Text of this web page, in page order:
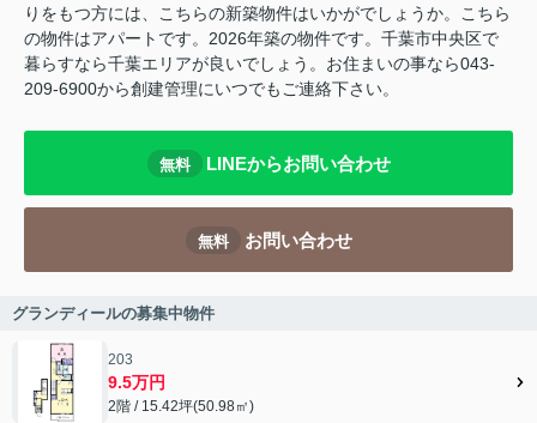
りをもつ方には、こちらの新築物件はいかがでしょうか。こちら
の物件はアパートです。2026年築の物件です。千葉市中央区で
暮らすなら千葉エリアが良いでしょう。お住まいの事なら043-
209-6900から創建管理にいつでもご連絡下さい。
無料 LINEからお問い合わせ
無料 お問い合わせ
グランディールの募集中物件
203
9.5万円
2階 / 15.42坪(50.98㎡)